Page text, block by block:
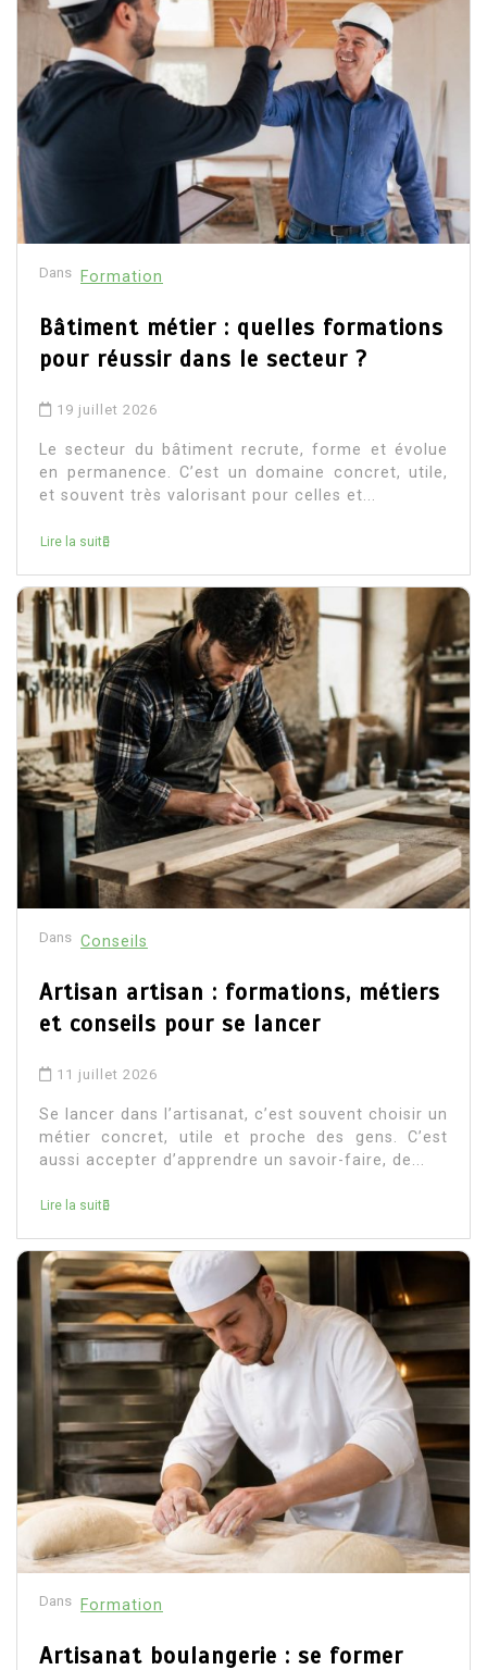
Dans Formation
Bâtiment métier : quelles formations
pour réussir dans le secteur ?
19 juillet 2026
Le secteur du bâtiment recrute, forme et évolue
en permanence. C’est un domaine concret, utile,
et souvent très valorisant pour celles et...
Lire la suite
Dans Conseils
Artisan artisan : formations, métiers
et conseils pour se lancer
11 juillet 2026
Se lancer dans l’artisanat, c’est souvent choisir un
métier concret, utile et proche des gens. C’est
aussi accepter d’apprendre un savoir-faire, de...
Lire la suite
Dans Formation
Artisanat boulangerie : se former